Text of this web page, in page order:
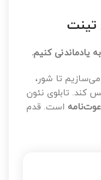
تینت
یادماندنی کنیم.
می‌سازیم تا شور،
کند. تابلوی نئون
است. قدم